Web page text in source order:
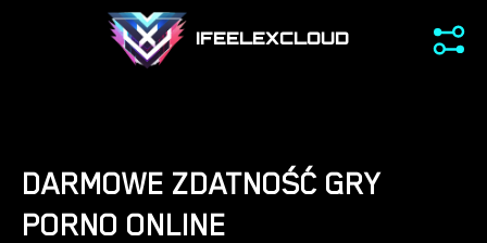
IFEELEXCLOUD
DARMOWE ZDATNOŚĆ GRY
PORNO ONLINE